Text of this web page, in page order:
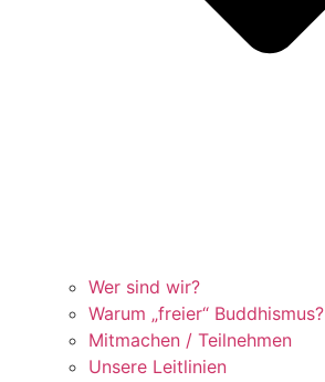
Wer sind wir?
Warum „freier“ Buddhismus?
Mitmachen / Teilnehmen
Unsere Leitlinien